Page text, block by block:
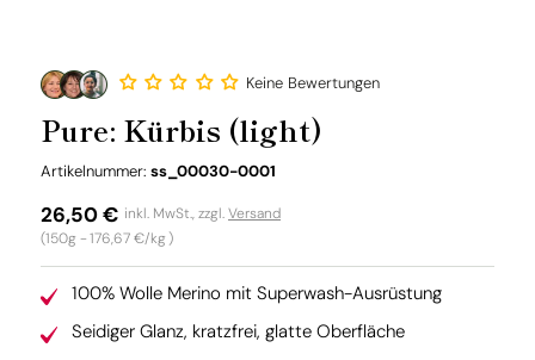
Keine Bewertungen
Pure: Kürbis (light)
Artikelnummer: SKU:
ss_00030-0001
Normaler
Preis
26,50 €
(150g -Grundpreis
176,67 €/kg)
inkl. MwSt., zzgl.Versand
100% Wolle Merino mit Superwash-Ausrüstung
Seidiger Glanz, kratzfrei, glatte Oberfläche